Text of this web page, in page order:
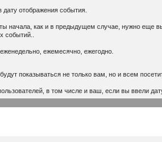
отображения события.
начала, как и в предыдущем случае, нужно
событий..
ежемесячно, ежегодно.
показываться не только вам, но и всем
в том числе и ваш, если вы ввели